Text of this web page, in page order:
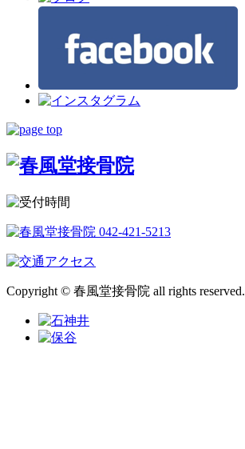
Copyright © 春風堂接骨院 all rights reserved.